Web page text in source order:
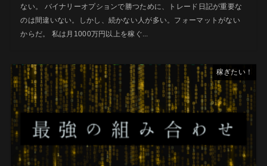
ない。 バイナリーオプションで勝つために、トレード日記が重要な
のは間違いない。しかし、続かない人が多い。フォーマットがない
からだ。 私は月1000万円以上を稼ぐ...
稼ぎたい！